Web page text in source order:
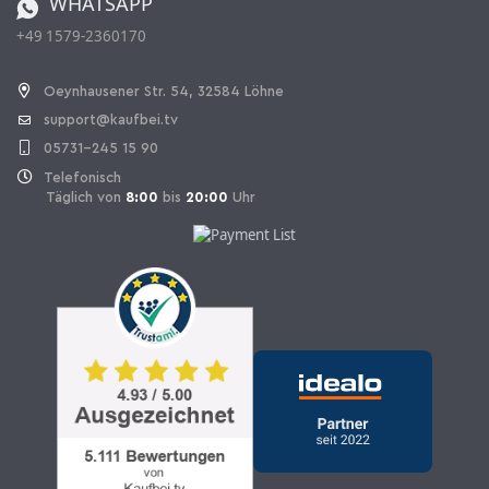
Vertrag widerrufen
+49 1579-2360170
Oeynhausener Str. 54, 32584 Löhne
support@kaufbei.tv
05731-245 15 90
Telefonisch
Täglich von 8:00 bis 20:00 Uhr